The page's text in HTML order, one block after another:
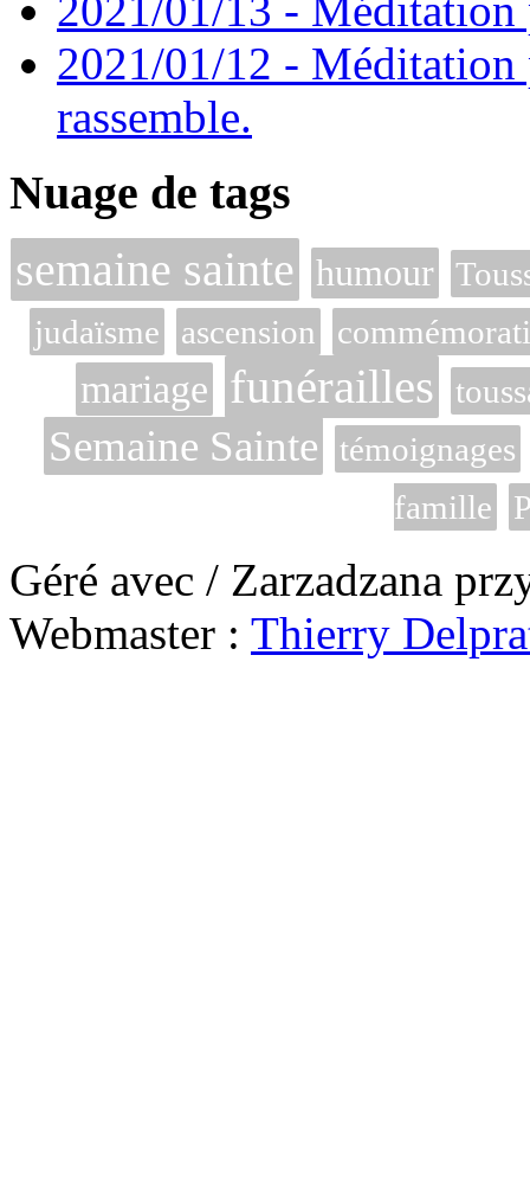
2021/01/12 - Méditation
rassemble.
Nuage de tags
semaine sainte humour
judaïsme
ascension
mariage funérailles
Semaine Sainte témoignages
famille
Géré avec / Zarzadzana
Webmaster : Thierry